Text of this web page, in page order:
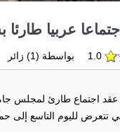
عربيا
1.0 بواسطة (1) زائر
اجتماع طارئ لمجلس
تتعرض لليوم التاسع إلى